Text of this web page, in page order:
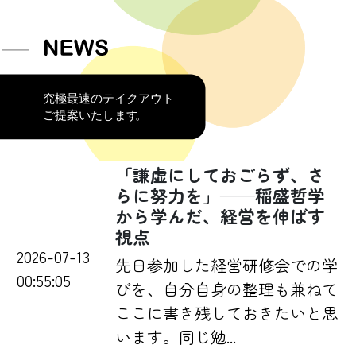
2026-07-13
00:55:05
「謙虚にしておごらず、さ
らに努力を」——稲盛哲学
から学んだ、経営を伸ばす
視点
先日参加した経営研修会での学
びを、自分自身の整理も兼ねて
ここに書き残しておきたいと思
います。同じ勉...